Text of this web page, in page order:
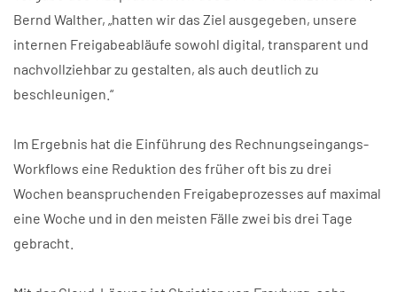
Bernd Walther, „hatten wir das Ziel ausgegeben, unsere
internen Freigabeabläufe sowohl digital, transparent und
nachvollziehbar zu gestalten, als auch deutlich zu
beschleunigen.“
Im Ergebnis hat die Einführung des Rechnungseingangs-
Workflows eine Reduktion des früher oft bis zu drei
Wochen beanspruchenden Freigabeprozesses auf maximal
eine Woche und in den meisten Fälle zwei bis drei Tage
gebracht.